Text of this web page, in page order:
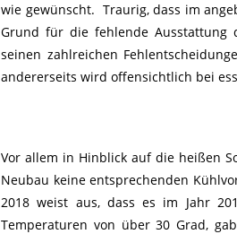
wie gewünscht. Traurig, dass im
Grund für die fehlende Ausstattung
seinen zahlreichen
andererseits wird offensichtlich bei
Vor allem in Hinblick auf die heißen
Neubau keine entsprechenden
2018 weist aus, dass es im Jahr
Temperaturen von über 30 Grad,